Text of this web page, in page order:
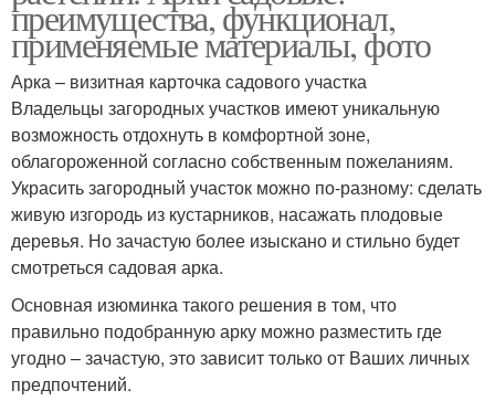
преимущества, функционал,
применяемые материалы, фото
Арка – визитная карточка садового участка
Владельцы загородных участков имеют уникальную
возможность отдохнуть в комфортной зоне,
облагороженной согласно собственным пожеланиям.
Украсить загородный участок можно по-разному: сделать
живую изгородь из кустарников, насажать плодовые
деревья. Но зачастую более изыскано и стильно будет
смотреться садовая арка.
Основная изюминка такого решения в том, что
правильно подобранную арку можно разместить где
угодно – зачастую, это зависит только от Ваших личных
предпочтений.